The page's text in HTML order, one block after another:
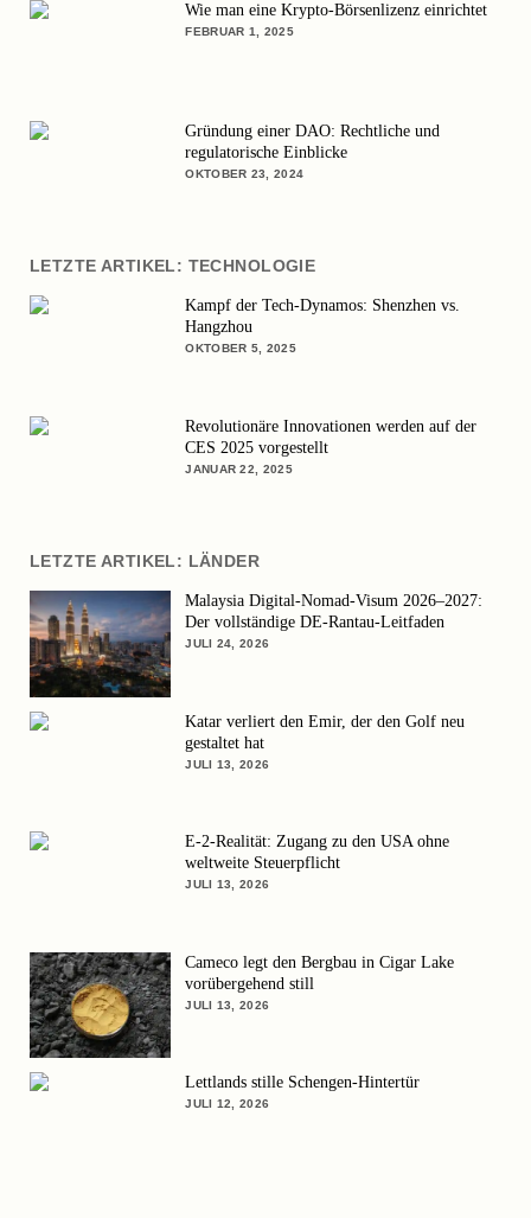
Wie man eine Krypto-Börsenlizenz einrichtet
FEBRUAR 1, 2025
Gründung einer DAO: Rechtliche und
regulatorische Einblicke
OKTOBER 23, 2024
LETZTE ARTIKEL: TECHNOLOGIE
Kampf der Tech-Dynamos: Shenzhen vs.
Hangzhou
OKTOBER 5, 2025
Revolutionäre Innovationen werden auf der
CES 2025 vorgestellt
JANUAR 22, 2025
LETZTE ARTIKEL: LÄNDER
Malaysia Digital-Nomad-Visum 2026–2027:
Der vollständige DE-Rantau-Leitfaden
JULI 24, 2026
Katar verliert den Emir, der den Golf neu
gestaltet hat
JULI 13, 2026
E-2-Realität: Zugang zu den USA ohne
weltweite Steuerpflicht
JULI 13, 2026
Cameco legt den Bergbau in Cigar Lake
vorübergehend still
JULI 13, 2026
Lettlands stille Schengen-Hintertür
JULI 12, 2026